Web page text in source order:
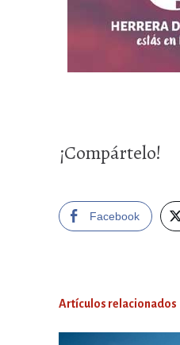
¡Compártelo!
Facebook
Artículos relacionados